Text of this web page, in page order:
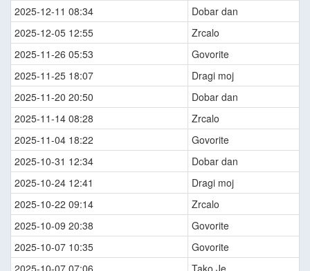
2025-12-11 08:34
Dobar dan
2025-12-05 12:55
Zrcalo
2025-11-26 05:53
Govorite
2025-11-25 18:07
Dragi moj
2025-11-20 20:50
Dobar dan
2025-11-14 08:28
Zrcalo
2025-11-04 18:22
Govorite
2025-10-31 12:34
Dobar dan
2025-10-24 12:41
Dragi moj
2025-10-22 09:14
Zrcalo
2025-10-09 20:38
Govorite
2025-10-07 10:35
Govorite